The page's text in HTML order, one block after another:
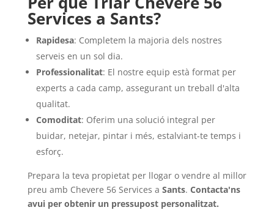
Services a Sants?
Rapidesa: Completem la majoria dels nostres
serveis en un sol dia.
Professionalitat: El nostre equip està format per
experts a cada camp, assegurant un treball d'alta
qualitat.
Comoditat: Oferim una solució integral per
buidar, netejar, pintar i més, estalviant-te temps i
esforç.
Prepara la teva propietat per llogar o vendre al millor
preu amb Chevere 56 Services a Sants. Contacta'ns
avui per obtenir un pressupost personalitzat.